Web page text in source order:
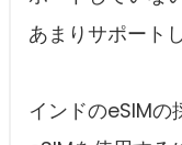
あまりサポート
インドのeSIMの